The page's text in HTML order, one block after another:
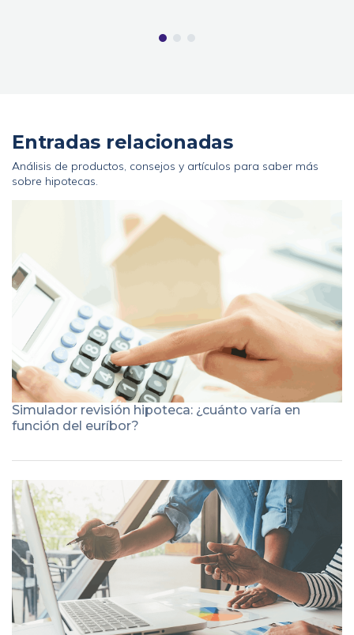
Entradas relacionadas
Análisis de productos, consejos y artículos para saber más
sobre hipotecas.
Simulador revisión hipoteca: ¿cuánto varía en
función del euríbor?